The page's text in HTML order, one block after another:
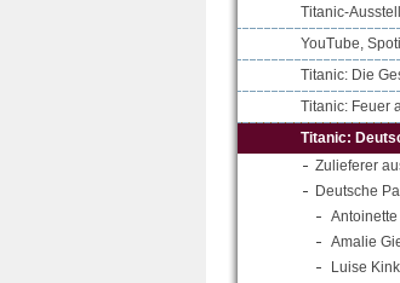
Titanic-
YouTube,
Titanic: Die
Titanic: Feuer
Titanic:
Zulieferer
Deutsche
Amalie
Luise Kink